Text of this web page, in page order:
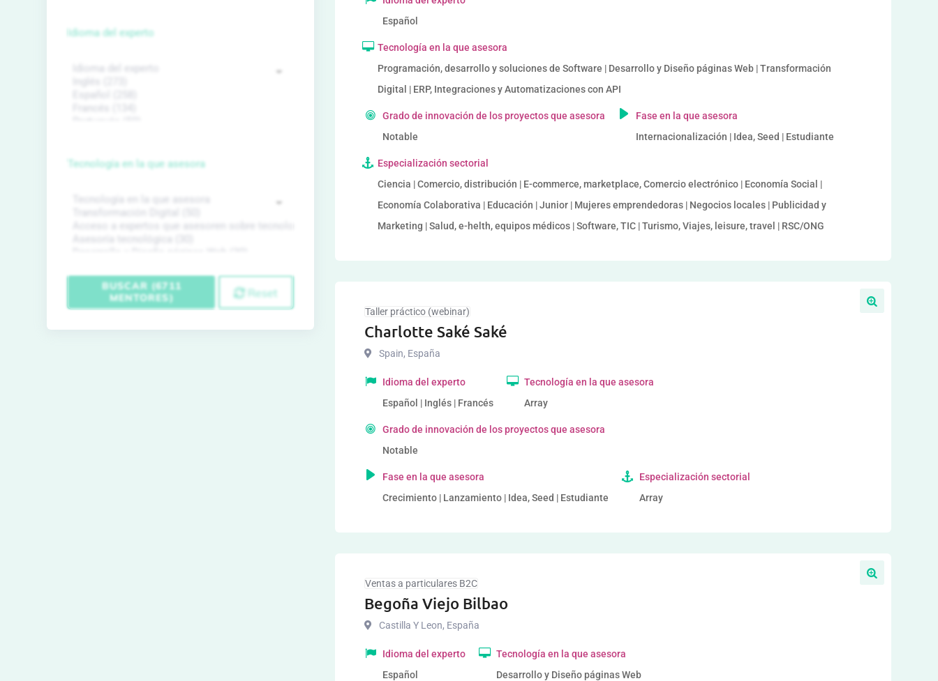
Español
Tecnología en la que asesora
Programación, desarrollo y soluciones de Software | Desarrollo y Diseño páginas Web | Transformación
Digital | ERP, Integraciones y Automatizaciones con API
Grado de innovación de los proyectos que asesora
Notable
Fase en la que asesora
Internacionalización | Idea, Seed | Estudiante
Especialización sectorial
Ciencia | Comercio, distribución | E-commerce, marketplace, Comercio electrónico | Economía Social |
Economía Colaborativa | Educación | Junior | Mujeres emprendedoras | Negocios locales | Publicidad y
Marketing | Salud, e-helth, equipos médicos | Software, TIC | Turismo, Viajes, leisure, travel | RSC/ONG
Taller práctico (webinar)
Charlotte Saké Saké
Spain, España
Idioma del experto
Español | Inglés | Francés
Tecnología en la que asesora
Array
Grado de innovación de los proyectos que asesora
Notable
Fase en la que asesora
Crecimiento | Lanzamiento | Idea, Seed | Estudiante
Especialización sectorial
Array
Ventas a particulares B2C
Begoña Viejo Bilbao
Castilla Y Leon, España
Idioma del experto
Español
Tecnología en la que asesora
Desarrollo y Diseño páginas Web
Idioma del experto
Tecnología en la que asesora
BUSCAR (6711
MENTORES)
Reset